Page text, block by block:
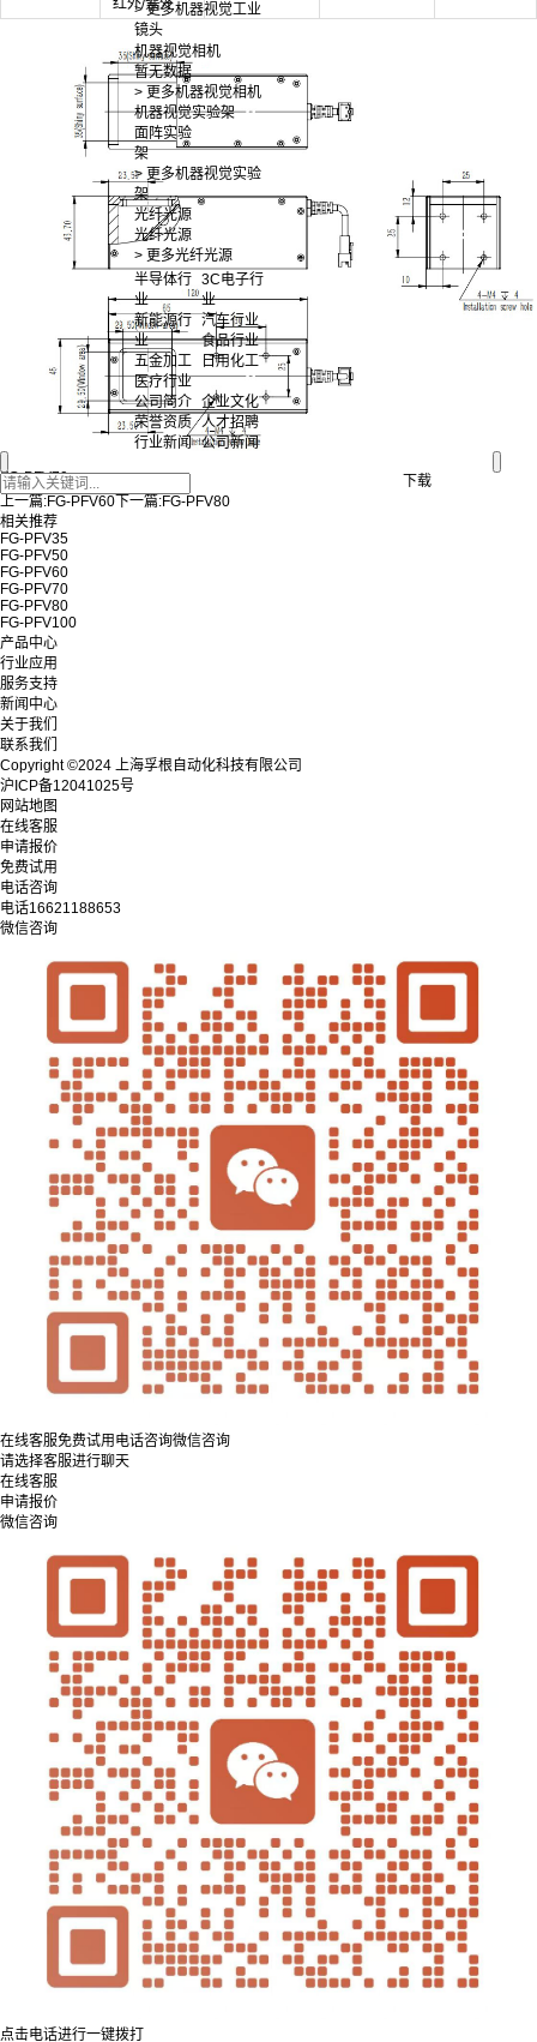
> 更多机器视觉工业
镜头
机器视觉相机
暂无数据
> 更多机器视觉相机
机器视觉实验架
面阵实验
架
> 更多机器视觉实验
架
光纤光源
光纤光源
> 更多光纤光源
半导体行
业
3C电子行
业
新能源行
业
汽车行业
食品行业
五金加工
日用化工
医疗行业
公司简介 企业文化
荣誉资质 人才招聘
行业新闻 公司新闻
红外/紫外
FG-PFV70
下载
上一篇:FG-PFV60 下一篇:FG-PFV80
相关推荐
FG-PFV35
FG-PFV50
FG-PFV60
FG-PFV70
FG-PFV80
FG-PFV100
产品中心
行业应用
服务支持
新闻中心
关于我们
联系我们
Copyright ©2024 上海孚根自动化科技有限公司
沪ICP备12041025号
网站地图
在线客服
申请报价
免费试用
电话咨询
电话16621188653
微信咨询
在线客服免费试用 电话咨询微信咨询
请选择客服进行聊天
在线客服
申请报价
微信咨询
点击电话进行一键拨打